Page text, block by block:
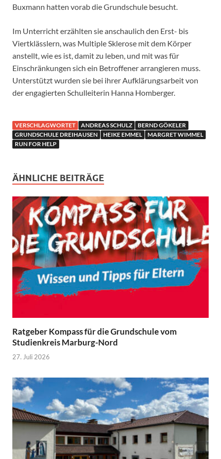
Buxmann hatten vorab die Grundschule besucht.
Im Unterricht erzählten sie anschaulich den Erst- bis
Viertklässlern, was Multiple Sklerose mit dem Körper
anstellt, wie es ist, damit zu leben, und mit was für
Einschränkungen sich ein Betroffener arrangieren muss.
Unterstützt wurden sie bei ihrer Aufklärungsarbeit von
der engagierten Schulleiterin Hanna Homberger.
VERSCHLAGWORTET ANDREAS SCHULZ
BERND GÖKELER
GRUNDSCHULE DREIHAUSEN
HEIKE EMMEL
MARGRET WIMMEL
RUN FOR HELP
ÄHNLICHE BEITRÄGE
Ratgeber Kompass für die Grundschule vom
Studienkreis Marburg-Nord
27. Juli 2026